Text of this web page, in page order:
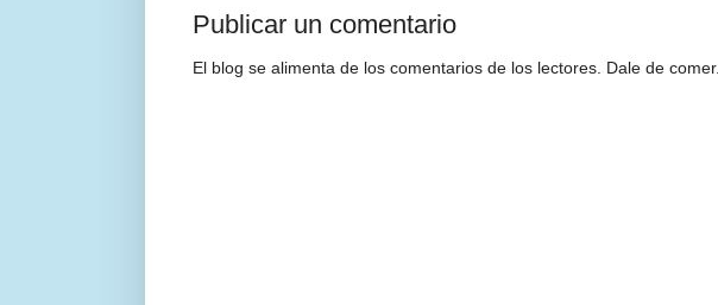
Publicar un comentario
El blog se alimenta de los comentarios de los lectores. Dale de comer.